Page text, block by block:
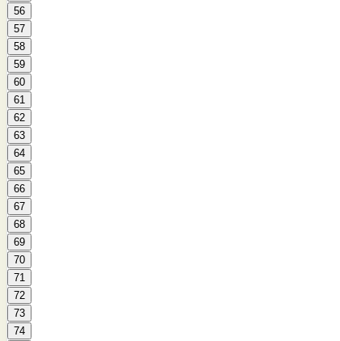
56
57
58
59
60
61
62
63
64
65
66
67
68
69
70
71
72
73
74